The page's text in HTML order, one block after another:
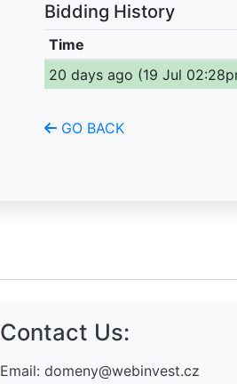
Bidding History
Time
(Click to sort ascending)
20 days ago (19 Jul
GO BACK
Contact Us:
Email: domeny@webinvest.cz